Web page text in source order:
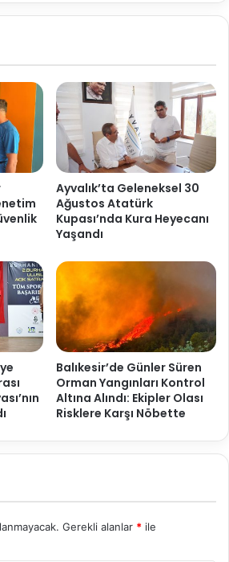
Ayvalık’ta Geleneksel 30
Ağustos Atatürk
Kupası’nda Kura Heyecanı
Yaşandı
Balıkesir’de Günler Süren
Orman Yangınları Kontrol
Altına Alındı: Ekipler Olası
Risklere Karşı Nöbette
Gerekli alanlar * ile